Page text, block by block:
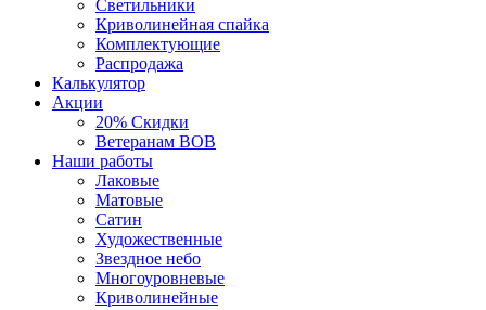
Светильники
Криволинейная спайка
Комплектующие
Распродажа
Калькулятор
Акции
20% Скидки
Ветеранам ВОВ
Наши работы
Лаковые
Матовые
Сатин
Художественные
Звездное небо
Многоуровневые
Криволинейные